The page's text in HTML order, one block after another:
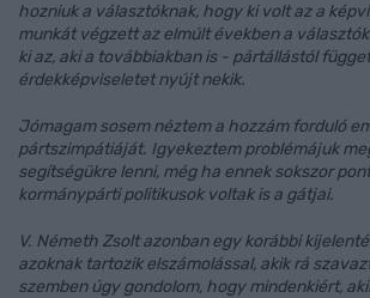
hozniuk a választóknak, hogy ki volt az a
munkát végzett az elmúlt években a
ki az, aki a továbbiakban is - pártállástól
érdekképviseletet nyújt nekik.
Jómagam sosem néztem a hozzám forduló
pártszimpátiáját. Igyekeztem problémájuk
segítségükre lenni, még ha ennek sokszor
kormánypárti politikusok voltak is a gátjai.
V. Németh Zsolt azonban egy korábbi
azoknak tartozik elszámolással, akik rá
szemben úgy gondolom, hogy mindenkiért,